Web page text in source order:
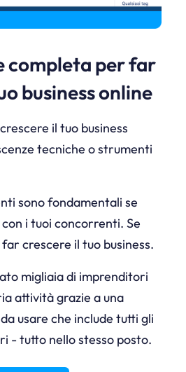
completa per far
business online
il tuo business
tecniche o strumenti
sono fondamentali se
i tuoi concorrenti. Se
crescere il tuo business.
migliaia di imprenditori
attività grazie a una
usare che include tutti gli
- tutto nello stesso posto.